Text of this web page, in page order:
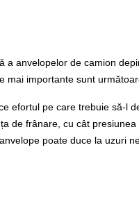
anvelopelor de camion
mai importante sunt
efortul pe care trebuie să-
de frânare, cu cât
poate duce la